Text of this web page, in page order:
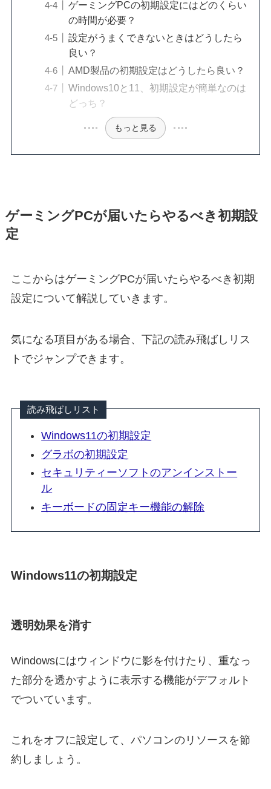
ゲーミングPCの初期設定にはどのくらい
の時間が必要？
設定がうまくできないときはどうしたら
良い？
AMD製品の初期設定はどうしたら良い？
Windows10と11、初期設定が簡単なのは
どっち？
もっと見る
ゲーミングPCが届いたらやるべき初期設
定
ここからはゲーミングPCが届いたらやるべき初期
設定について解説していきます。
気になる項目がある場合、下記の読み飛ばしリス
トでジャンプできます。
読み飛ばしリスト
Windows11の初期設定
グラボの初期設定
セキュリティーソフトのアンインストー
ル
キーボードの固定キー機能の解除
Windows11の初期設定
透明効果を消す
Windowsにはウィンドウに影を付けたり、重なっ
た部分を透かすように表示する機能がデフォルト
でついています。
これをオフに設定して、パソコンのリソースを節
約しましょう。